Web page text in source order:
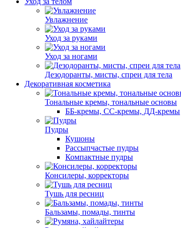
Увлажнение
Уход за руками
Уход за ногами
Дезодоранты, мисты, спреи для тела
Декоративная косметика
Тональные кремы, тональные основы
ББ-кремы, СС-кремы, ДД-кремы
Пудры
Кушоны
Рассыпчастые пудры
Компактные пудры
Консилеры, корректоры
Тушь для ресниц
Бальзамы, помады, тинты